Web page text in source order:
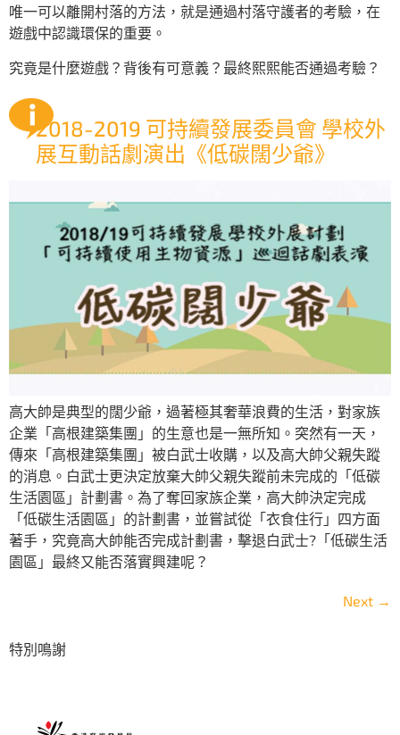
唯一可以離開村落的方法，就是通過村落守護者的考驗，在
遊戲中認識環保的重要。
究竟是什麼遊戲？背後有可意義？最終熙熙能否通過考驗？
2018-2019 可持續發展委員會 學校外
展互動話劇演出《低碳闊少爺》
高大帥是典型的闊少爺，過著極其奢華浪費的生活，對家族
企業「高根建築集團」的生意也是一無所知。突然有一天，
傳來「高根建築集團」被白武士收購，以及高大帥父親失蹤
的消息。白武士更決定放棄大帥父親失蹤前未完成的「低碳
生活園區」計劃書。為了奪回家族企業，高大帥決定完成
「低碳生活園區」的計劃書，並嘗試從「衣食住行」四方面
著手，究竟高大帥能否完成計劃書，擊退白武士?「低碳生活
園區」最終又能否落實興建呢？
Next →
特別鳴謝